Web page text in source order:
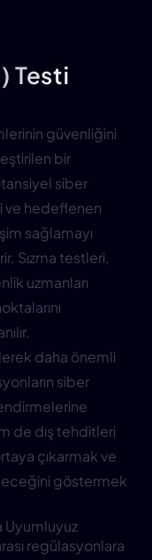
Testi
güvenliğini
bir
siber
ve hedeflenen
sağlamayı
Sızma testleri,
uzmanları
daha önemli
siber
de dış tehditleri
çıkarmak ve
göstermek
Uyumluyuz
regülasyonlara